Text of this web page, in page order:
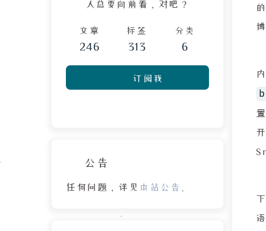
人总要向前看，对吧？
文章
246
标签
313
分类
6
订阅我
公告
任何问题，详见 本站公告